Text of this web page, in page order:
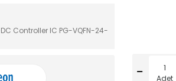
Controller IC PG-VQFN-24-
Adet